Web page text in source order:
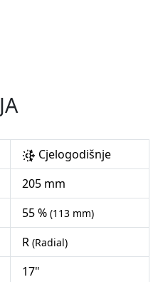
Cjelogodišnje
205 mm
55 % (113 mm)
R (Radial)
17"